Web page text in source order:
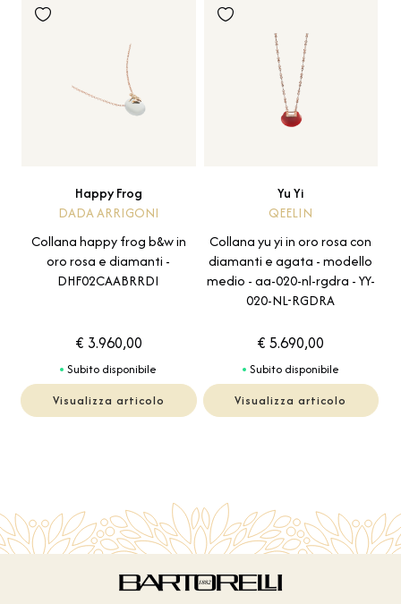
Happy Frog
DADA ARRIGONI
Collana happy frog b&w in
oro rosa e diamanti -
DHF02CAABRRDI
€ 3.960,00
Subito disponibile
Visualizza articolo
Yu Yi
QEELIN
Collana yu yi in oro rosa con
diamanti e agata - modello
medio - aa-020-nl-rgdra - YY-
020-NL-RGDRA
€ 5.690,00
Subito disponibile
Visualizza articolo